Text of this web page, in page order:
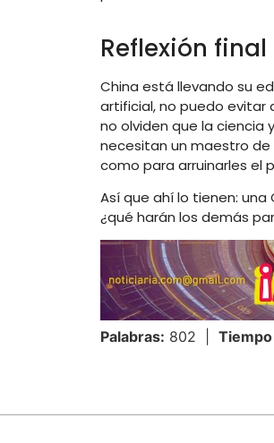
Reflexión final
China está llevando su
artificial, no puedo evitar
no olviden que la ciencia
necesitan un maestro de
como para arruinarles el
Así que ahí lo tienen:
¿qué harán los demás
Palabras: 802 |